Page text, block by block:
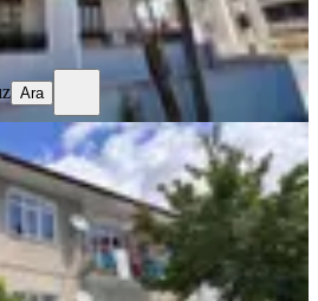
Ara
Dem'den İnönü Mah. Kiralık
Yavuz Selim Mahallesi
m²·Yüksek giriş ·23.07.2026